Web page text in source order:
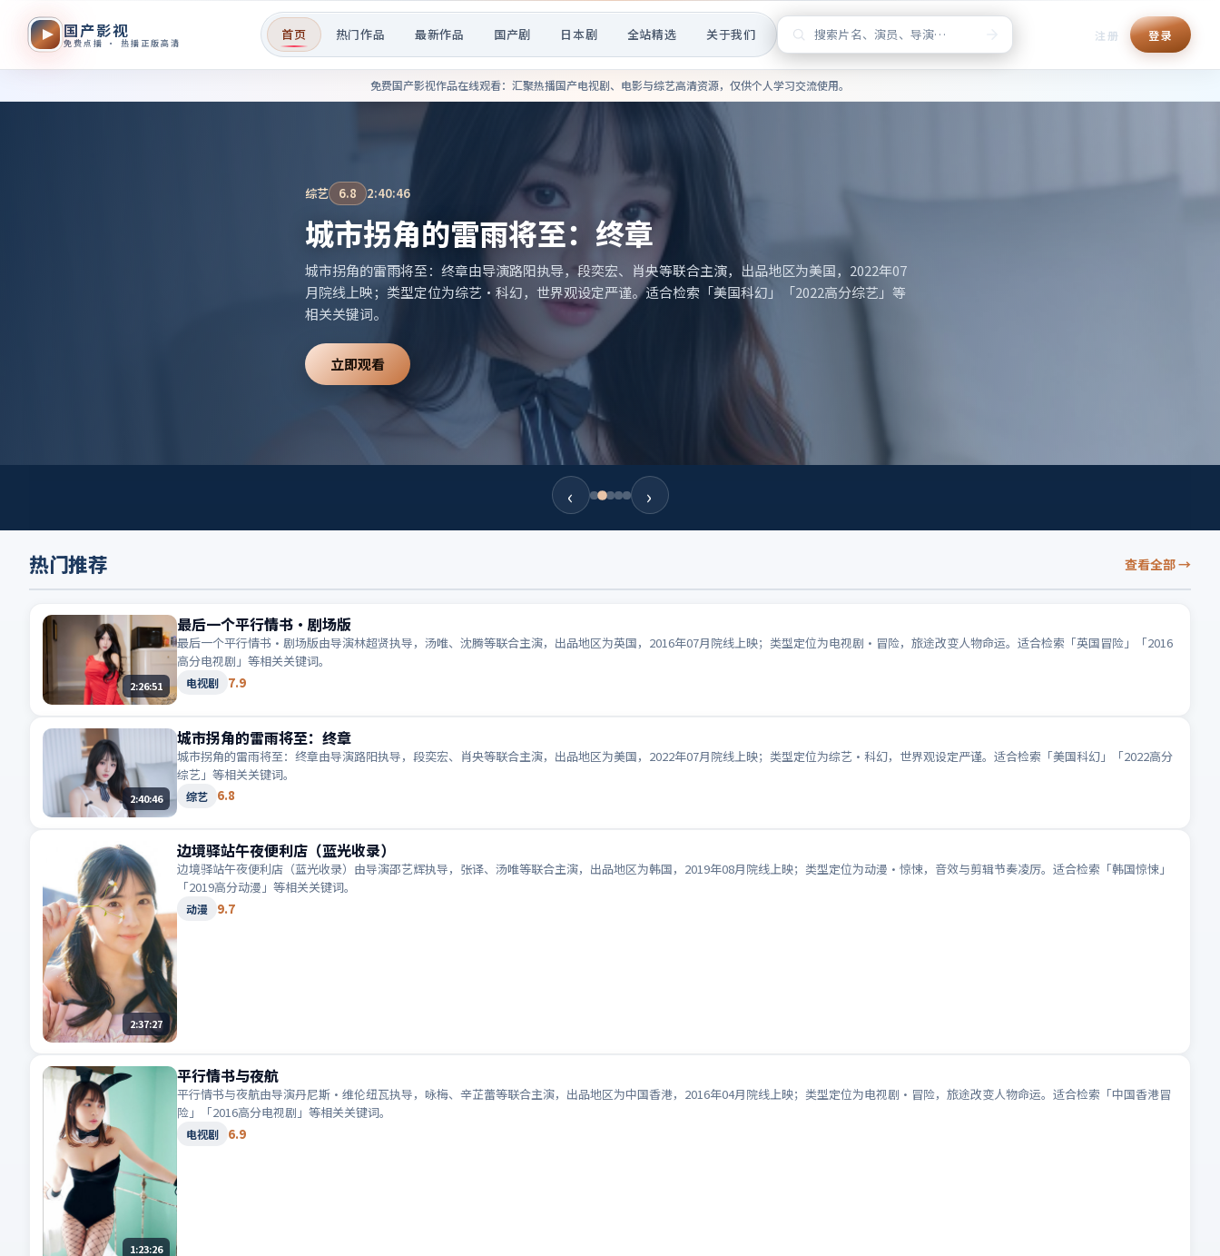
国产影视
免费点播 · 热播正版高清 首页 热门作品 最新作品 国产剧 日本剧 全站精选 关于我们 注册 登录
免费国产影视作品在线观看——热播国产电视剧、电影与综艺高清正版点播，片单检索与榜单
免费国产影视作品在线观看：汇聚热播国产电视剧、电影与综艺高清资源，仅供个人学习交流使用。
动漫 9.7 2:37:27
边境驿站午夜便利店（蓝光收录）
边境驿站午夜便利店（蓝光收录）由导演邵艺辉执导，张译、汤唯等联合主演，出品地区为韩国，
2019年08月院线上映；类型定位为动漫·惊悚，音效与剪辑节奏凌厉。适合检索「韩国惊悚」「2019
高分动漫」等相关关键词。
立即观看
‹ ›
热门推荐 查看全部→
2:26:51
最后一个平行情书·剧场版
最后一个平行情书·剧场版由导演林超贤执导，汤唯、沈腾等联合主演，出品地区为英国，2016年07月院线上映；类型定位为电视剧·冒险，旅途改变人物命运。适合检索「英国冒险」「2016
高分电视剧」等相关关键词。
电视剧 7.9
2:40:46
城市拐角的雷雨将至：终章
城市拐角的雷雨将至：终章由导演路阳执导，段奕宏、肖央等联合主演，出品地区为美国，2022年07月院线上映；类型定位为综艺·科幻，世界观设定严谨。适合检索「美国科幻」「2022高分
综艺」等相关关键词。
综艺 6.8
2:37:27
边境驿站午夜便利店（蓝光收录）
边境驿站午夜便利店（蓝光收录）由导演邵艺辉执导，张译、汤唯等联合主演，出品地区为韩国，2019年08月院线上映；类型定位为动漫·惊悚，音效与剪辑节奏凌厉。适合检索「韩国惊悚」
「2019高分动漫」等相关关键词。
动漫 9.7
1:23:26
平行情书与夜航
平行情书与夜航由导演丹尼斯·维伦纽瓦执导，咏梅、辛芷蕾等联合主演，出品地区为中国香港，2016年04月院线上映；类型定位为电视剧·冒险，旅途改变人物命运。适合检索「中国香港冒
险」「2016高分电视剧」等相关关键词。
电视剧 6.9